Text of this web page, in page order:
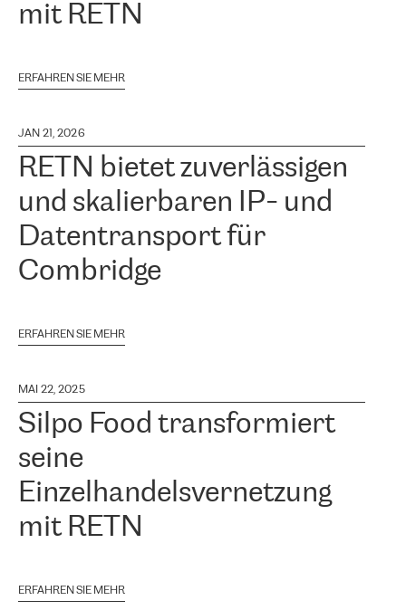
mit RETN
ERFAHREN SIE MEHR
JAN 21, 2026
RETN bietet zuverlässigen
und skalierbaren IP- und
Datentransport für
Combridge
ERFAHREN SIE MEHR
MAI 22, 2025
Silpo Food transformiert
seine
Einzelhandelsvernetzung
mit RETN
ERFAHREN SIE MEHR